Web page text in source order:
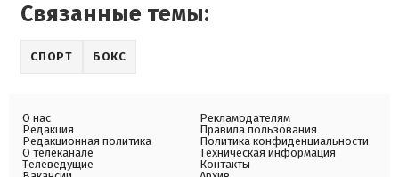
Связанные темы:
СПОРТ БОКС
О нас
Редакция
Редакционная политика
О телеканале
Телеведущие
Рекламодателям
Правила пользования
Политика конфиденциальности
Техническая информация
Контакты